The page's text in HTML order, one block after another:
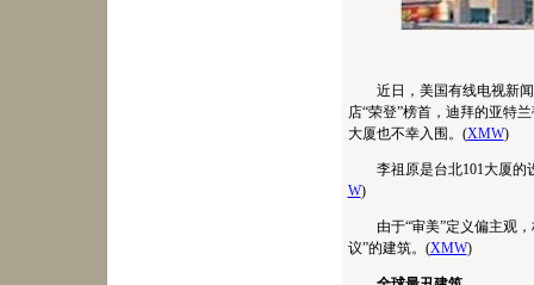
近日，美国有线电视新
店“荣登”榜首，迪拜的亚特
大厦也不幸入围。(XMW)
李祖原是台北101大厦
W)
由于“审美”定义偏主观
议”的建筑。(XMW)